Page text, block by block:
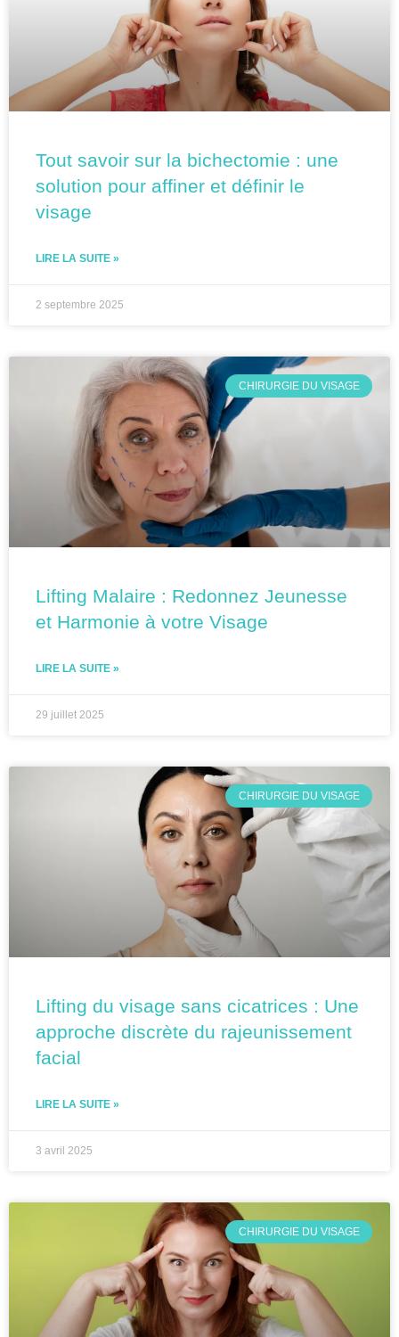
Tout savoir sur la bichectomie : une
solution pour affiner et définir le
visage
LIRE LA SUITE »
2 septembre 2025
CHIRURGIE DU VISAGE
Lifting Malaire : Redonnez Jeunesse
et Harmonie à votre Visage
LIRE LA SUITE »
29 juillet 2025
CHIRURGIE DU VISAGE
Lifting du visage sans cicatrices : Une
approche discrète du rajeunissement
facial
LIRE LA SUITE »
3 avril 2025
CHIRURGIE DU VISAGE